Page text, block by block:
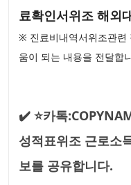
료확인서위조 해외
※ 진료비내역서위조관련
움이 되는 내용을 전달합
✔️ ⭐카톡
성적표위조 근로소
보를 공유합니다.